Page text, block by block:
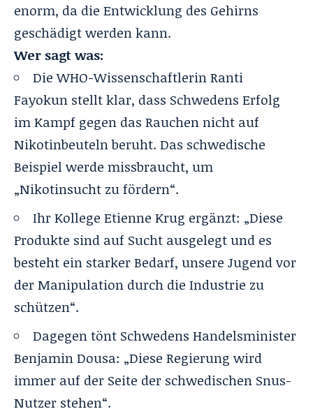
enorm, da die Entwicklung des Gehirns
geschädigt werden kann.
Wer sagt was:
Die WHO-Wissenschaftlerin Ranti
Fayokun stellt klar, dass Schwedens Erfolg
im Kampf gegen das Rauchen nicht auf
Nikotinbeuteln beruht. Das schwedische
Beispiel werde missbraucht, um
„Nikotinsucht zu fördern“.
Ihr Kollege Etienne Krug ergänzt: „Diese
Produkte sind auf Sucht ausgelegt und es
besteht ein starker Bedarf, unsere Jugend vor
der Manipulation durch die Industrie zu
schützen“.
Dagegen tönt Schwedens Handelsminister
Benjamin Dousa: „Diese Regierung wird
immer auf der Seite der schwedischen Snus-
Nutzer stehen“.